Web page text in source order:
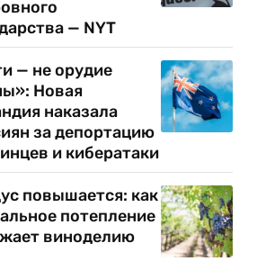
— NYT
— не орудие
Новая
наказала
за депортацию
и кибератаки
повышается: как
потепление
виноделию